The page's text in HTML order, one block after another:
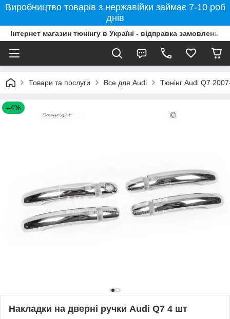
Виробництво товарів з нержавійки займає 7-10 роб
днів
Інтернет магазин тюнінгу в Україні - відправка замовлень
Товари та послуги Все для Audi Тюнінг Audi Q7
–4%
Накладки на дверні ручки Audi Q7 4 шт